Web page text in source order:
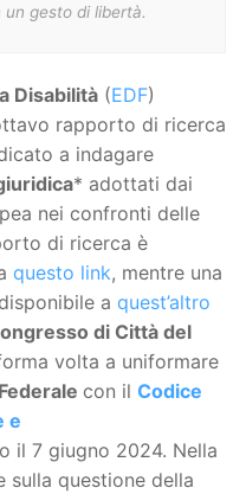
gesto di libertà.
Disabilità (EDF)
rapporto di ricerca
a indagare
* adottati dai
nei confronti delle
di ricerca è
questo link, mentre una
a quest’altro
di Città del
volta a uniformare
con il Codice
e
il 7 giugno 2024. Nella
sulla questione della